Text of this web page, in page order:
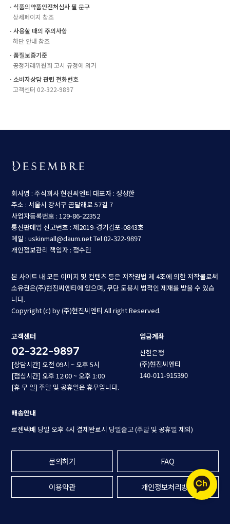
ㆍ식품의약품안전처심사 필 문구
상세페이지 참조
ㆍ사용할 때의 주의사항
하단 안내 참조
ㆍ품질보증기준
공정거래위원회 고시 규정에 의거
ㆍ소비자상담 관련 전화번호
고객센터 02-322-9897
회사명 : 주식회사 현진씨엔티 대표자 : 정성한
주소 : 서울시 강서구 곰달래로 57길 7
사업자등록번호 : 129-86-22352
통신판매업 신고번호 : 제2019-경기김포-0843호
메일 : uskinmall@daum.netTel 02-322-9897
개인정보관리 책임자 : 정수민
본 사이트 내 모든 이미지 및 컨텐츠 등은 저작권법 제 4조에 의한 저작물로써
소유권은(주)현진씨엔티에 있으며, 무단 도용시 법적인 제재를 받을 수 있습
니다.
Copyright (c) by (주)현진씨엔티 All right Reserved.
고객센터
02-322-9897
[상담시간] 오전 09시 ~ 오후 5시
[점심시간] 오후 12:00 ~ 오후 1:00
[휴 무 일] 주말 및 공휴일은 휴무입니다.
입금계좌
신한은행
(주)현진씨엔티
140-011-915390
배송안내
로젠택배 당일 오후 4시 결제완료시 당일출고 (주말 및 공휴일 제외)
문의하기 FAQ
이용약관 개인정보처리방침